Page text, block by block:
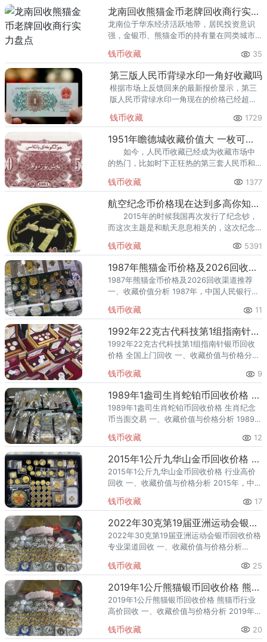
回收渠道里，能精准识别版别溢
龙南回收熊猫金币老牌回收商行实力盘点
龙南位于华东经济活跃地带，居民投资意识
强，金银币、熊猫金币的持有量在同类城市
熊猫金币的需求就明显升温，但鱼龙混杂的
回收渠道里，能精准识别版别溢
钱币收藏 35
第三版人民币背绿水印一角好收藏吗
根据市场上反馈回来的最新报价显示，第三
版人民币背绿水印一角现在的价格已经超过
疯涨了四十万倍。
钱币收藏 1729
1951年瞻德城收藏价值大 一枚可买一辆车
如今，人民币收藏已经成为收藏市场中
的热门，比如时下正狂热的第三套人民币和
藏品。
钱币收藏 1377
航空纪念币价格现在达到多高你知道吗
2015年的时候我国再次发行了纪念钞，
而这次主题是和航天息息相关的，这次纪念
钱币收藏 5391
1987年熊猫金币价格及2026回收渠道推荐
1987年熊猫金币价格及2026回收渠道推荐
一、收藏价值分析 1987年，中国人民银行发
品种为金币，题材凝练了熊猫投资纪念题材
文化内涵，兼具
钱币收藏 11
1992年22克古代科技第1组指南针银币回收价格 全国上门回收
1992年22克古代科技第1组指南针银币回收
价格 全国上门回收 一、收藏价值与价格分析
第1组指南针银币（第1组），隶属贵金属纪念
钱币收藏 9
1989年1盎司生肖蛇铂币回收价格 生肖纪念币当面交易
1989年1盎司生肖蛇铂币回收价格 生肖纪念
币当面交易 一、收藏价值与价格分析 1989
隶属生肖贺岁题材。该品种为铂币、规格 1盎
司，题材凝
钱币收藏 12
2015年1公斤九华山金币回收价格 行业高价回收
2015年1公斤九华山金币回收价格 行业高价
回收 一、收藏价值与价格分析 2015年，中国
属纪念币。该品种为金币，题材凝练了贵金
属纪念币文化
钱币收藏 17
2022年30克第19届亚洲运动会银币回收价格 专业渠道回收
2022年30克第19届亚洲运动会银币回收价格
专业渠道回收 一、收藏价值与价格分析
洲运动会银币（第19届），隶属贵金属纪念
币。该品
钱币收藏 25
2019年1公斤熊猫银币回收价格 熊猫币行业高价回收
2019年1公斤熊猫银币回收价格 熊猫币行业
高价回收 一、收藏价值与价格分析 2019年，
猫投资纪念题材。该品种为银币，题材凝练
钱币收藏 20